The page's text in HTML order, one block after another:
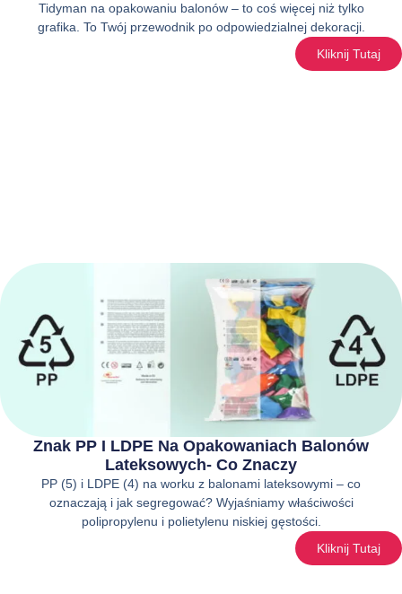
Tidyman na opakowaniu balonów – to coś więcej niż tylko
grafika. To Twój przewodnik po odpowiedzialnej dekoracji.
Kliknij Tutaj
Znak PP I LDPE Na Opakowaniach Balonów
Lateksowych- Co Znaczy
PP (5) i LDPE (4) na worku z balonami lateksowymi – co
oznaczają i jak segregować? Wyjaśniamy właściwości
polipropylenu i polietylenu niskiej gęstości.
Kliknij Tutaj